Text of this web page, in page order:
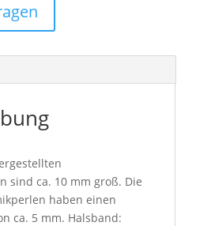
sind ca. 10 mm groß. Die
haben einen
ca. 5 mm. Halsband: